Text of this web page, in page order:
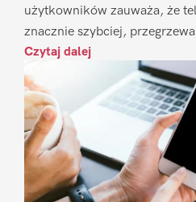
użytkowników zauważa, że
znacznie szybciej,
Czytaj dalej